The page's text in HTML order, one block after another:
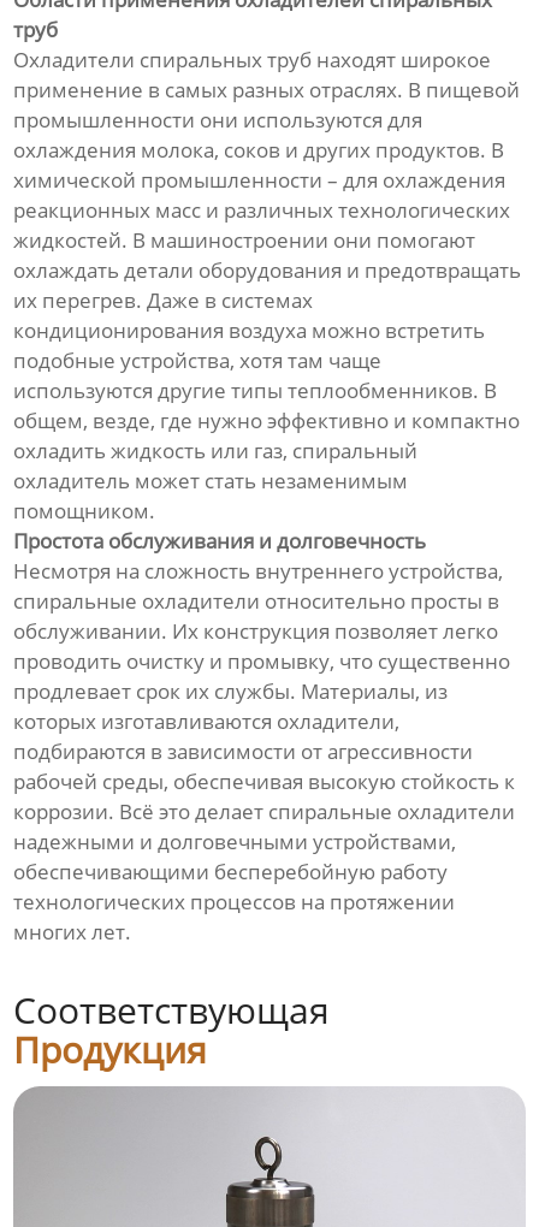
труб
Охладители спиральных труб находят широкое
применение в самых разных отраслях. В пищевой
промышленности они используются для
охлаждения молока, соков и других продуктов. В
химической промышленности – для охлаждения
реакционных масс и различных технологических
жидкостей. В машиностроении они помогают
охлаждать детали оборудования и предотвращать
их перегрев. Даже в системах
кондиционирования воздуха можно встретить
подобные устройства, хотя там чаще
используются другие типы теплообменников. В
общем, везде, где нужно эффективно и компактно
охладить жидкость или газ, спиральный
охладитель может стать незаменимым
помощником.
Простота обслуживания и долговечность
Несмотря на сложность внутреннего устройства,
спиральные охладители относительно просты в
обслуживании. Их конструкция позволяет легко
проводить очистку и промывку, что существенно
продлевает срок их службы. Материалы, из
которых изготавливаются охладители,
подбираются в зависимости от агрессивности
рабочей среды, обеспечивая высокую стойкость к
коррозии. Всё это делает спиральные охладители
надежными и долговечными устройствами,
обеспечивающими бесперебойную работу
технологических процессов на протяжении
многих лет.
Соответствующая
Продукция